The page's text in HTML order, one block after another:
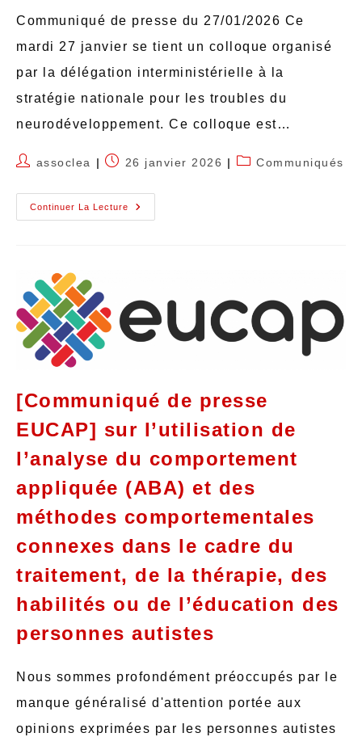
Communiqué de presse du 27/01/2026 Ce
mardi 27 janvier se tient un colloque organisé
par la délégation interministérielle à la
stratégie nationale pour les troubles du
neurodéveloppement. Ce colloque est…
assoclea 26 janvier 2026 Communiqués
Continuer La Lecture
[Communiqué de presse
EUCAP] sur l’utilisation de
l’analyse du comportement
appliquée (ABA) et des
méthodes comportementales
connexes dans le cadre du
traitement, de la thérapie, des
habilités ou de l’éducation des
personnes autistes
Nous sommes profondément préoccupés par le
manque généralisé d'attention portée aux
opinions exprimées par les personnes autistes